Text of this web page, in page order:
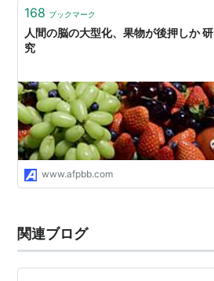
168 ブックマーク
人間の脳の大型化、果物が後押しか 研
究
www.afpbb.com
関連ブログ